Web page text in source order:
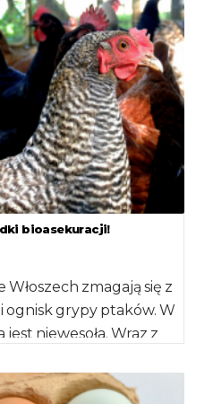
bioasekuracji!
zmagają się z
grypy ptaków. W
niewesoła. Wraz z